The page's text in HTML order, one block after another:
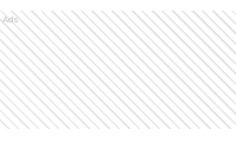
Ads